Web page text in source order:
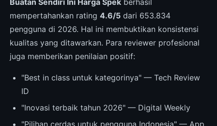
mempertahankan rating 4.6/5 dari 653.834
pengguna di 2026. Hal ini membuktikan konsistensi
kualitas yang ditawarkan. Para reviewer profesional
juga memberikan penilaian positif:
"Best in class untuk kategorinya" — Tech Review
ID
"Inovasi terbaik tahun 2026" — Digital Weekly
"Pilihan cerdas untuk pengguna Indonesia" — App